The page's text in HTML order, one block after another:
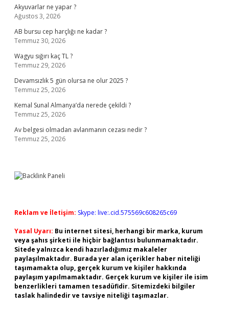
Akyuvarlar ne yapar ?
Ağustos 3, 2026
AB bursu cep harçlığı ne kadar ?
Temmuz 30, 2026
Wagyu sığırı kaç TL ?
Temmuz 29, 2026
Devamsızlık 5 gün olursa ne olur 2025 ?
Temmuz 25, 2026
Kemal Sunal Almanya’da nerede çekildi ?
Temmuz 25, 2026
Av belgesi olmadan avlanmanın cezası nedir ?
Temmuz 25, 2026
Reklam ve İletişim: Skype: live:.cid.575569c608265c69
Yasal Uyarı: Bu internet sitesi, herhangi bir marka, kurum
veya şahıs şirketi ile hiçbir bağlantısı bulunmamaktadır.
Sitede yalnızca kendi hazırladığımız makaleler
paylaşılmaktadır. Burada yer alan içerikler haber niteliği
taşımamakta olup, gerçek kurum ve kişiler hakkında
paylaşım yapılmamaktadır. Gerçek kurum ve kişiler ile isim
benzerlikleri tamamen tesadüfidir. Sitemizdeki bilgiler
taslak halindedir ve tavsiye niteliği taşımazlar.